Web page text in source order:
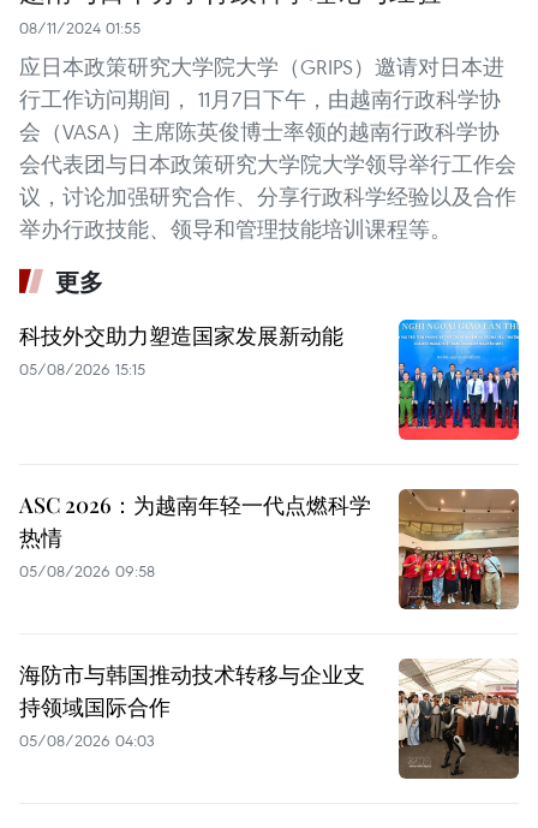
08/11/2024 01:55
应日本政策研究大学院大学（GRIPS）邀请对日本进
行工作访问期间， 11月7日下午，由越南行政科学协
会（VASA）主席陈英俊博士率领的越南行政科学协
会代表团与日本政策研究大学院大学领导举行工作会
议，讨论加强研究合作、分享行政科学经验以及合作
举办行政技能、领导和管理技能培训课程等。
更多
科技外交助力塑造国家发展新动能
05/08/2026 15:15
ASC 2026：为越南年轻一代点燃科学
热情
05/08/2026 09:58
海防市与韩国推动技术转移与企业支
持领域国际合作
05/08/2026 04:03